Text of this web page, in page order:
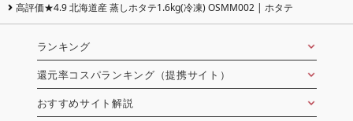
高評価★4.9 北海道産 蒸しホタテ1.6kg(冷凍) OSMM002 | ホタテ
ランキング
還元率コスパランキング（提携サイト）
おすすめサイト解説